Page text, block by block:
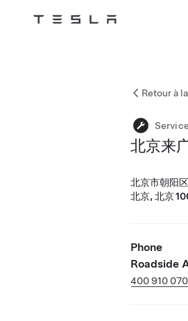
Tesla
Retour à
北京来
北京市朝阳
北京, 北京
Phone
Roadside
400 910